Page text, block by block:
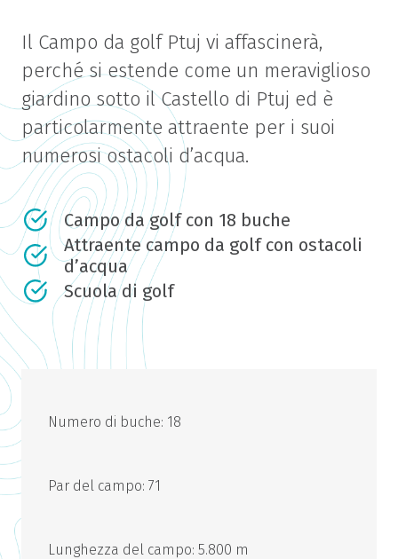
Il Campo da golf Ptuj vi affascinerà,
perché si estende come un meraviglioso
giardino sotto il Castello di Ptuj ed è
particolarmente attraente per i suoi
numerosi ostacoli d’acqua.
Campo da golf con 18 buche
Attraente campo da golf con ostacoli
d’acqua
Scuola di golf
Numero di buche: 18
Par del campo: 71
Lunghezza del campo: 5.800 m